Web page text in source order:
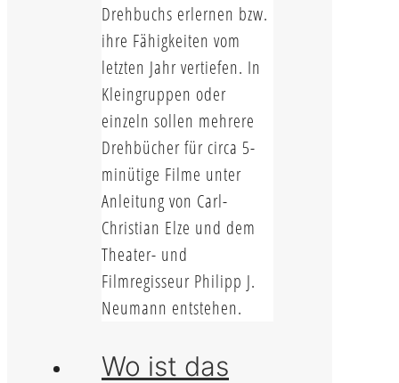
Drehbuchs erlernen bzw.
ihre Fähigkeiten vom
letzten Jahr vertiefen. In
Kleingruppen oder
einzeln sollen mehrere
Drehbücher für circa 5-
minütige Filme unter
Anleitung von Carl-
Christian Elze und dem
Theater- und
Filmregisseur Philipp J.
Neumann entstehen.
Wo ist das